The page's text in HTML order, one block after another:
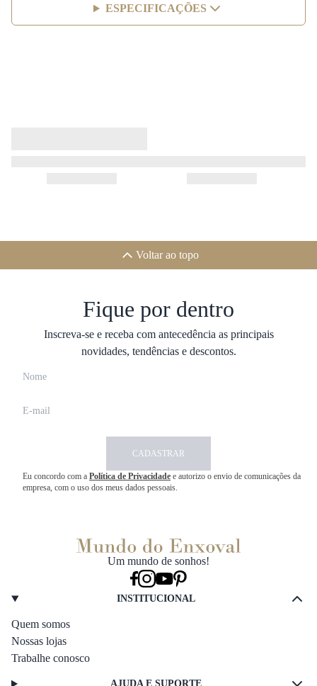
ESPECIFICAÇÕES
Voltar ao topo
Fique por dentro
Inscreva-se e receba com antecedência as principais
novidades, tendências e descontos.
CADASTRAR
Eu concordo com a Política de Privacidade e autorizo o envio de comunicações da
empresa, com o uso dos meus dados pessoais.
Um mundo de sonhos!
INSTITUCIONAL
Quem somos
Nossas lojas
Trabalhe conosco
AJUDA E SUPORTE